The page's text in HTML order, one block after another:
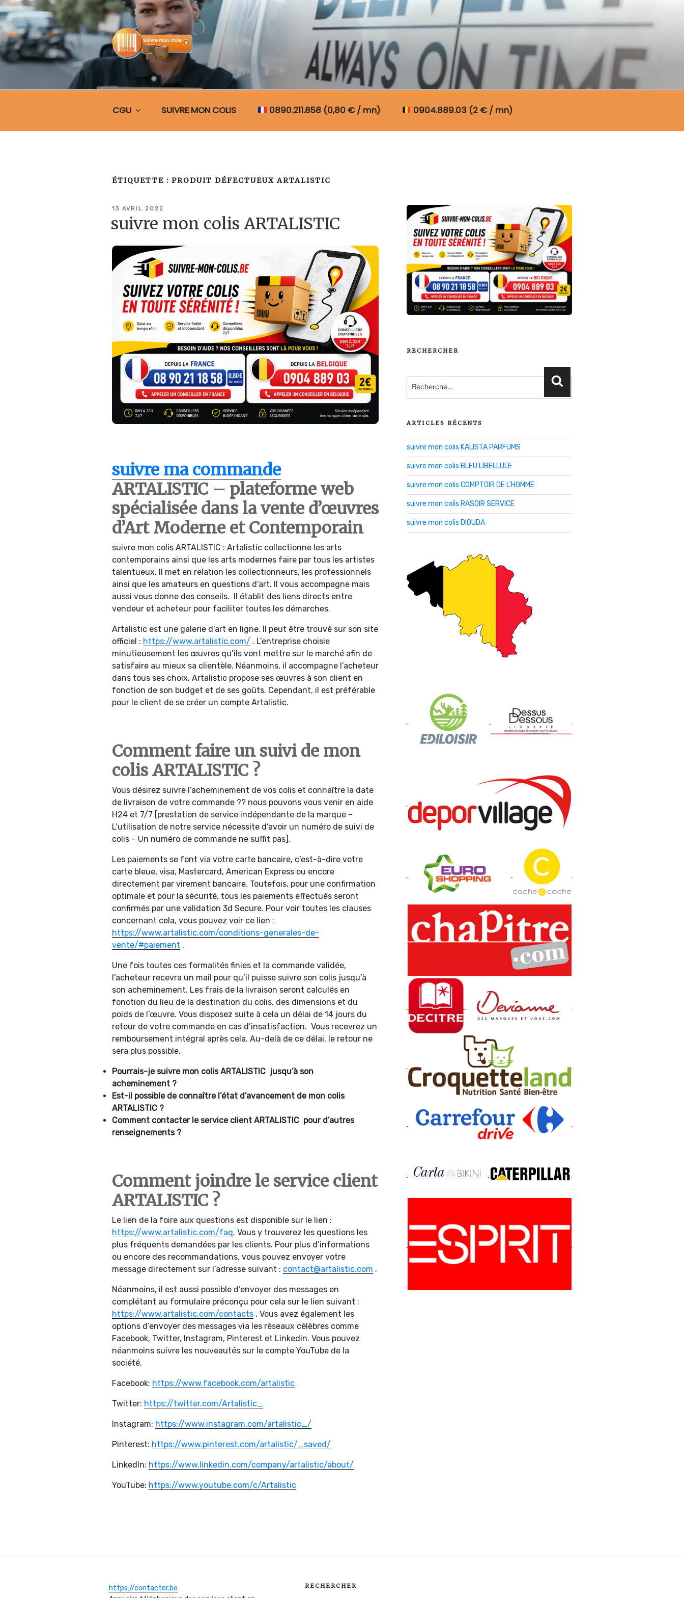
Aller
au
contenu
principal
SUIVRE MON COLIS BELGIQUE
CGU SUIVRE MON COLIS 0890.211.858 (0,80 € / mn) 0904.889.03 (2 € / mn)
ÉTIQUETTE : PRODUIT DÉFECTUEUX ARTALISTIC
PUBLIÉ
13 AVRIL 2022
suivre mon colis ARTALISTIC
suivre ma commande
ARTALISTIC – plateforme web
spécialisée dans la vente d’œuvres
d’Art Moderne et Contemporain
suivre mon colis ARTALISTIC : Artalistic collectionne les arts
contemporains ainsi que les arts modernes faire par tous les artistes
talentueux. Il met en relation les collectionneurs, les professionnels
ainsi que les amateurs en questions d’art. Il vous accompagne mais
aussi vous donne des conseils. Il établit des liens directs entre
vendeur et acheteur pour faciliter toutes les démarches.
Artalistic est une galerie d’art en ligne. Il peut être trouvé sur son site
officiel : https://www.artalistic.com/ . L’entreprise choisie
minutieusement les œuvres qu’ils vont mettre sur le marché afin de
satisfaire au mieux sa clientèle. Néanmoins, il accompagne l’acheteur
dans tous ses choix. Artalistic propose ses œuvres à son client en
fonction de son budget et de ses goûts. Cependant, il est préférable
pour le client de se créer un compte Artalistic.
Comment faire un suivi de mon
colis ARTALISTIC ?
Vous désirez suivre l’acheminement de vos colis et connaître la date
de livraison de votre commande ?? nous pouvons vous venir en aide
H24 et 7/7 [prestation de service indépendante de la marque –
L’utilisation de notre service nécessite d’avoir un numéro de suivi de
colis – Un numéro de commande ne suffit pas].
Les paiements se font via votre carte bancaire, c’est-à-dire votre
carte bleue, visa, Mastercard, American Express ou encore
directement par virement bancaire. Toutefois, pour une confirmation
optimale et pour la sécurité, tous les paiements effectués seront
confirmés par une validation 3d Secure. Pour voir toutes les clauses
concernant cela, vous pouvez voir ce lien :
https://www.artalistic.com/conditions-generales-de-
vente/#paiement .
Une fois toutes ces formalités finies et la commande validée,
l’acheteur recevra un mail pour qu’il puisse suivre son colis jusqu’à
son acheminement. Les frais de la livraison seront calculés en
fonction du lieu de la destination du colis, des dimensions et du
poids de l’œuvre. Vous disposez suite à cela un délai de 14 jours du
retour de votre commande en cas d’insatisfaction. Vous recevrez un
remboursement intégral après cela. Au-delà de ce délai, le retour ne
sera plus possible.
Pourrais-je suivre mon colis ARTALISTIC jusqu’à son
acheminement ?
Est-il possible de connaître l’état d’avancement de mon colis
ARTALISTIC ?
Comment contacter le service client ARTALISTIC pour d’autres
renseignements ?
Comment joindre le service client
ARTALISTIC ?
Le lien de la foire aux questions est disponible sur le lien :
https://www.artalistic.com/faq. Vous y trouverez les questions les
plus fréquents demandées par les clients. Pour plus d’informations
ou encore des recommandations, vous pouvez envoyer votre
message directement sur l’adresse suivant : contact@artalistic.com .
Néanmoins, il est aussi possible d’envoyer des messages en
complétant au formulaire préconçu pour cela sur le lien suivant :
https://www.artalistic.com/contacts . Vous avez également les
options d’envoyer des messages via les réseaux célèbres comme
Facebook, Twitter, Instagram, Pinterest et Linkedin. Vous pouvez
néanmoins suivre les nouveautés sur le compte YouTube de la
société.
Facebook: https://www.facebook.com/artalistic
Twitter: https://twitter.com/Artalistic_
Instagram: https://www.instagram.com/artalistic_/
Pinterest: https://www.pinterest.com/artalistic/_saved/
LinkedIn: https://www.linkedin.com/company/artalistic/about/
YouTube: https://www.youtube.com/c/Artalistic
RECHERCHER
pour
:
Recherche
ARTICLES RÉCENTS
suivre mon colis KALISTA PARFUMS
suivre mon colis BLEU LIBELLULE
suivre mon colis COMPTOIR DE L’HOMME
suivre mon colis RASOIR SERVICE
suivre mon colis DIOUDA
https://contacter.be
RECHERCHER